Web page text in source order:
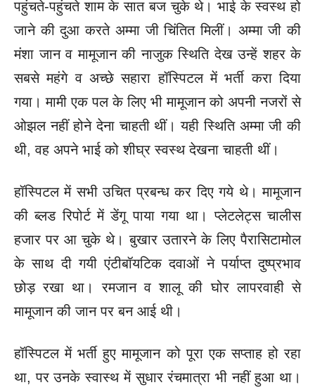
पहुंचते-पहुंचतेशाम के सात बज चुके थे। भाई के स्वस्थ हो
जाने की दुआ करते अम्मा जीचिंतित मिलीं। अम्मा जी की
मंशा जान व मामूजान की नाजुक स्थिति देख उन्हें शहर के
सबसे महंगे व अच्छे सहारा हॉस्पिटल में भर्ती करा दिया
गया। मामी एक पल के लिए भी मामूजान को अपनी नजरों से
ओझल नहीं होने देना चाहती थीं। यही स्थिति अम्मा जी की
थी, वह अपने भाई को शीघ्र स्वस्थ देखना चाहती थीं।
हॉस्पिटल में सभी उचित प्रबन्ध कर दिए गये थे। मामूजान
की ब्लड रिपोर्टमें डेंगू पाया गया था। प्लेटलेट्स चालीस
हजार पर आ चुके थे। बुखार उतारने केलिए पैरासिटामोल
के साथ दी गयी एंटीबॉयटिक दवाओं ने पर्याप्त दुष्प्रभाव
छोड़ रखा था। रमजान व शालू की घोर लापरवाही से
मामूजान की जान पर बन आई थी।
हॉस्पिटल में भर्ती हुए मामूजान को पूरा एक सप्ताह हो रहा
था, पर उनकेस्वास्थ में सुधार रंचमात्रा भी नहीं हुआ था।